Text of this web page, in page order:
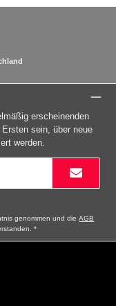
erscheinenden
sein, über neue
werden.
genommen und dieAGB
*